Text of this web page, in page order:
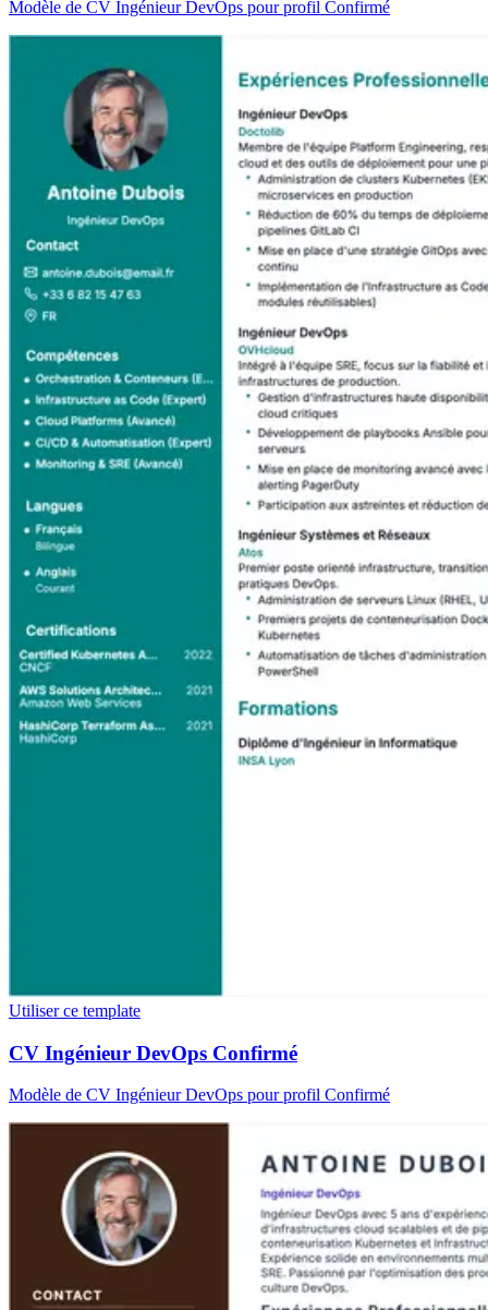
Modèle de CV Ingénieur DevOps pour profil Confirmé
Utiliser ce template
CV Ingénieur DevOps Confirmé
Modèle de CV Ingénieur DevOps pour profil Confirmé